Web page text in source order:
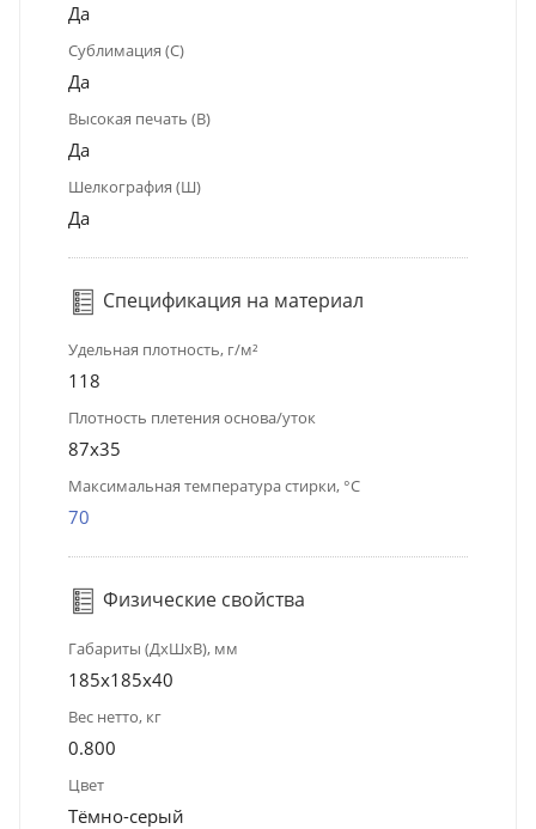
Да
Сублимация (С)
Да
Высокая печать (В)
Да
Шелкография (Ш)
Да
Спецификация на материал
Удельная плотность, г/м²
118
Плотность плетения основа/уток
87х35
Максимальная температура стирки, °C
70
Физические свойства
Габариты (ДхШхВ), мм
185x185x40
Вес нетто, кг
0.800
Цвет
Тёмно-серый